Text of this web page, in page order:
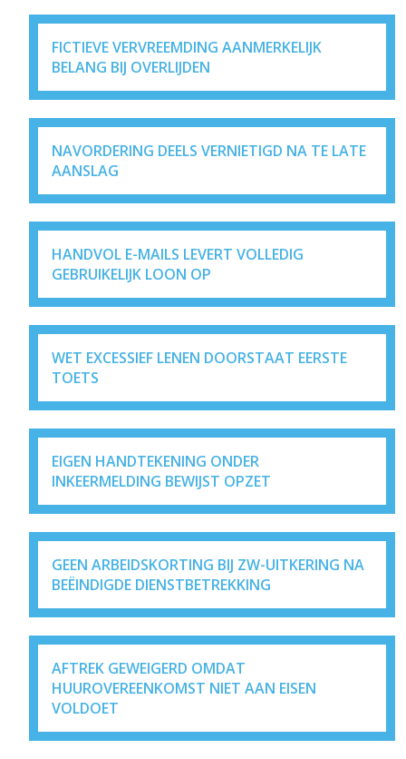
FICTIEVE VERVREEMDING AANMERKELIJK
BELANG BIJ OVERLIJDEN
NAVORDERING DEELS VERNIETIGD NA TE LATE
AANSLAG
HANDVOL E-MAILS LEVERT VOLLEDIG
GEBRUIKELIJK LOON OP
WET EXCESSIEF LENEN DOORSTAAT EERSTE
TOETS
EIGEN HANDTEKENING ONDER
INKEERMELDING BEWIJST OPZET
GEEN ARBEIDSKORTING BIJ ZW-UITKERING NA
BEËINDIGDE DIENSTBETREKKING
AFTREK GEWEIGERD OMDAT
HUUROVEREENKOMST NIET AAN EISEN
VOLDOET